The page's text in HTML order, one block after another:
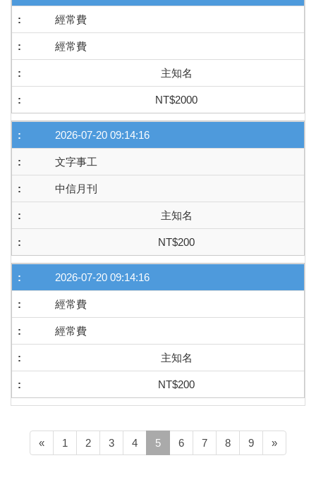
經常費
經常費
主知名
NT$2000
2026-07-20 09:14:16
文字事工
中信月刊
主知名
NT$200
2026-07-20 09:14:16
經常費
經常費
主知名
NT$200
« 1 2 3 4 5(current)
6 7 8 9 »